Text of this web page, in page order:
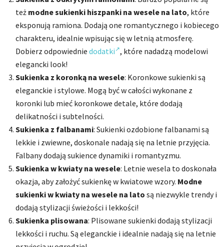
też modne sukienki hiszpanki na wesele na lato, które
eksponują ramiona. Dodają one romantycznego i kobiecego
charakteru, idealnie wpisując się w letnią atmosferę.
Dobierz odpowiednie dodatki , które nadadzą modelowi
elegancki look!
Sukienka z koronką na wesele: Koronkowe sukienki są
eleganckie i stylowe. Mogą być w całości wykonane z
koronki lub mieć koronkowe detale, które dodają
delikatności i subtelności.
Sukienka z falbanami: Sukienki ozdobione falbanami są
lekkie i zwiewne, doskonale nadają się na letnie przyjęcia.
Falbany dodają sukience dynamiki i romantyzmu.
Sukienka w kwiaty na wesele: Letnie wesela to doskonała
okazja, aby założyć sukienkę w kwiatowe wzory. Modne
sukienki w kwiaty na wesele na lato są niezwykle trendy i
dodają stylizacji świeżości i lekkości!
Sukienka plisowana: Plisowane sukienki dodają stylizacji
lekkości i ruchu. Są eleganckie i idealnie nadają się na letnie